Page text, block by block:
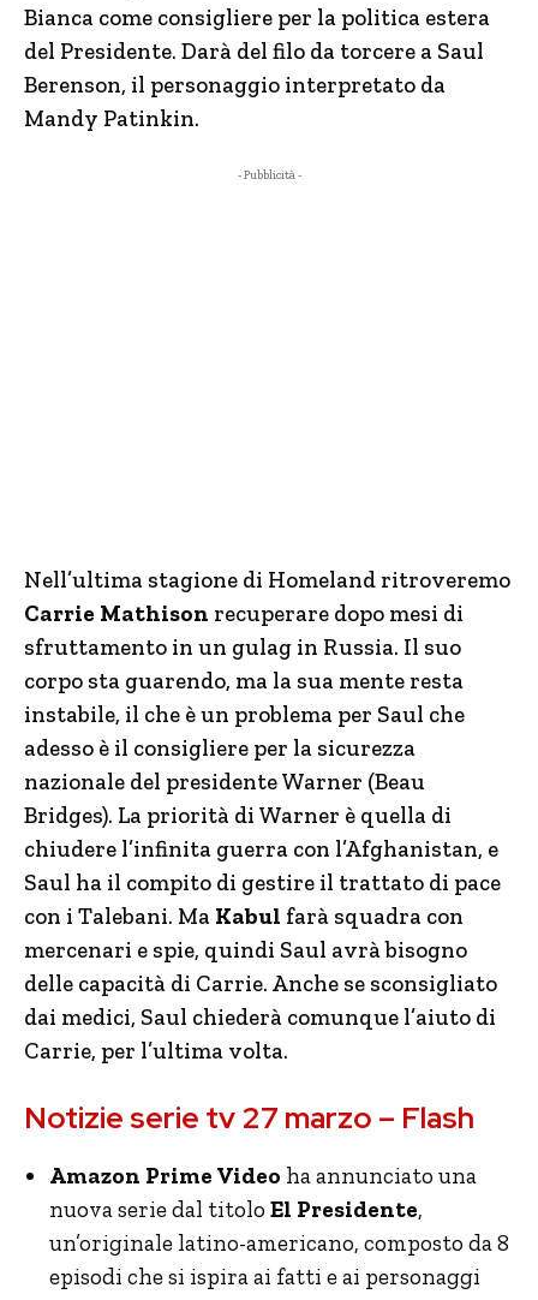
Bianca come consigliere per la politica estera
del Presidente. Darà del filo da torcere a Saul
Berenson, il personaggio interpretato da
Mandy Patinkin.
- Pubblicità -
Nell’ultima stagione di Homeland ritroveremo
Carrie Mathison recuperare dopo mesi di
sfruttamento in un gulag in Russia. Il suo
corpo sta guarendo, ma la sua mente resta
instabile, il che è un problema per Saul che
adesso è il consigliere per la sicurezza
nazionale del presidente Warner (Beau
Bridges). La priorità di Warner è quella di
chiudere l’infinita guerra con l’Afghanistan, e
Saul ha il compito di gestire il trattato di pace
con i Talebani. Ma Kabul farà squadra con
mercenari e spie, quindi Saul avrà bisogno
delle capacità di Carrie. Anche se sconsigliato
dai medici, Saul chiederà comunque l’aiuto di
Carrie, per l’ultima volta.
Notizie serie tv 27 marzo – Flash
Amazon Prime Video ha annunciato una
nuova serie dal titolo El Presidente,
un’originale latino-americano, composto da 8
episodi che si ispira ai fatti e ai personaggi